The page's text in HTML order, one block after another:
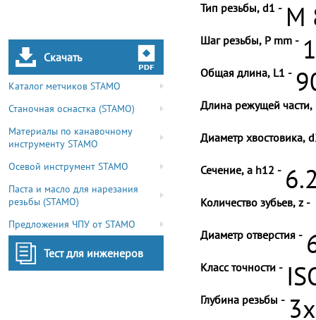
Скачать
Каталог метчиков STAMO
Станочная оснастка (STAMO)
Материалы по канавочному
инструменту STAMO
Осевой инструмент STAMO
Паста и масло для нарезания
резьбы (STAMO)
Предложения ЧПУ от STAMO
Тест для инженеров
Тип резьбы, d1 - M
Шаг резьбы, P mm -
Общая длина, L1 -
Длина режущей части,
Диаметр хвостовика,
Сечение, a h12 -
Количество зубьев, z -
Диаметр отверстия -
Класс точности -
Глубина резьбы -